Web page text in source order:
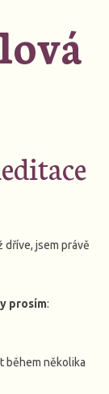
dříve, jsem právě
prosím:
během několika